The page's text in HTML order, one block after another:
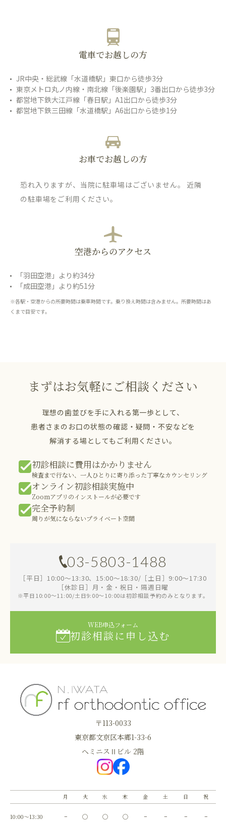
電車でお越しの方
JR中央・総武線「水道橋駅」東口から徒歩3分
東京メトロ丸ノ内線・南北線「後楽園駅」3番出口から徒歩3分
都営地下鉄大江戸線「春日駅」A1出口から徒歩3分
都営地下鉄三田線「水道橋駅」A6出口から徒歩1分
お車でお越しの方
恐れ入りますが、当院に駐車場はございません。 近隣
の駐車場をご利用ください。
空港からのアクセス
「羽田空港」より約34分
「成田空港」より約51分
※各駅・空港からの所要時間は乗車時間です。乗り換え時間は含みません。所要時間はあ
くまで目安です。
まずはお気軽にご相談ください
理想の歯並びを手に入れる第一歩として、
患者さまのお口の状態の確認・疑問・不安などを
解消する場としてもご利用ください。
初診相談に費用はかかりません
検査まで行ない、一人ひとりに寄り添った丁寧なカウンセリング
オンライン初診相談実施中
Zoomアプリのインストールが必要です
完全予約制
周りが気にならないプライベート空間
03-5803-1488
［平日］10:00～13:30、15:00～18:30/［土日］9:00～17:30
［休診日］月・金・祝日・隔週日曜
※平日10:00～11:00/土日9:00～10:00は初診相談予約のみとなります。
WEB申込フォーム
初診相談に申し込む
〒113-0033
東京都文京区本郷1-33-6
へミニスⅡビル 2階
月 火 水 木 金 土 日 祝
10:00～13:30 − ◯ ◯ ◯ − − − −